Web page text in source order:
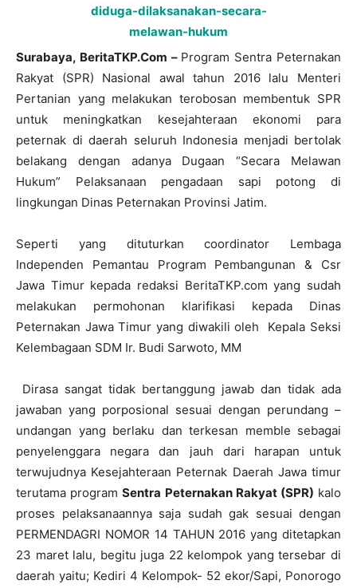
Surabaya, BeritaTKP.Com – Program Sentra Peternakan
Rakyat (SPR) Nasional awal tahun 2016 lalu Menteri
Pertanian yang melakukan terobosan membentuk SPR
untuk meningkatkan kesejahteraan ekonomi para
peternak di daerah seluruh Indonesia menjadi bertolak
belakang dengan adanya Dugaan “Secara Melawan
Hukum” Pelaksanaan pengadaan sapi potong di
lingkungan Dinas Peternakan Provinsi Jatim.
Seperti yang dituturkan coordinator Lembaga
Independen Pemantau Program Pembangunan & Csr
Jawa Timur kepada redaksi BeritaTKP.com yang sudah
melakukan permohonan klarifikasi kepada Dinas
Peternakan Jawa Timur yang diwakili oleh Kepala Seksi
Kelembagaan SDM Ir. Budi Sarwoto, MM
Dirasa sangat tidak bertanggung jawab dan tidak ada
jawaban yang porposional sesuai dengan perundang –
undangan yang berlaku dan terkesan memble sebagai
penyelenggara negara dan jauh dari harapan untuk
terwujudnya Kesejahteraan Peternak Daerah Jawa timur
terutama programSentra Peternakan Rakyat (SPR) kalo
proses pelaksanaannya saja sudah gak sesuai dengan
PERMENDAGRI NOMOR 14 TAHUN 2016 yang ditetapkan
23 maret lalu, begitu juga 22 kelompok yang tersebar di
daerah yaitu; Kediri 4 Kelompok- 52 ekor/Sapi, Ponorogo